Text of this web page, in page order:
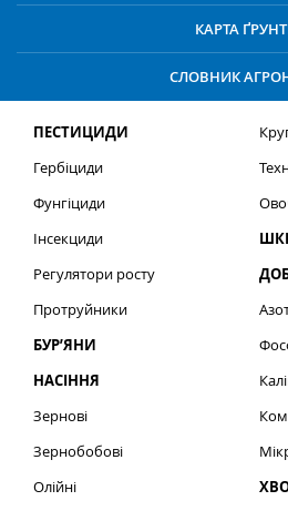
КАРТА
СЛОВНИК
ПЕСТИЦИДИ
Гербіциди
Фунгіциди
Інсекциди
Регулятори росту
Протруйники
БУР’ЯНИ
НАСІННЯ
Зернові
Зернобобові
Олійні